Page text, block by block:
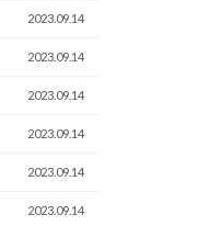
2023.09.14
2023.09.14
2023.09.14
2023.09.14
2023.09.14
2023.09.14